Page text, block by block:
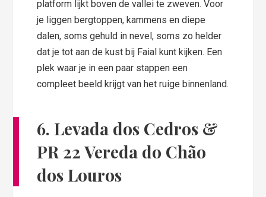
platform lijkt boven de vallei te zweven. Voor
je liggen bergtoppen, kammens en diepe
dalen, soms gehuld in nevel, soms zo helder
dat je tot aan de kust bij Faial kunt kijken. Een
plek waar je in een paar stappen een
compleet beeld krijgt van het ruige binnenland.
6. Levada dos Cedros &
PR 22 Vereda do Chão
dos Louros